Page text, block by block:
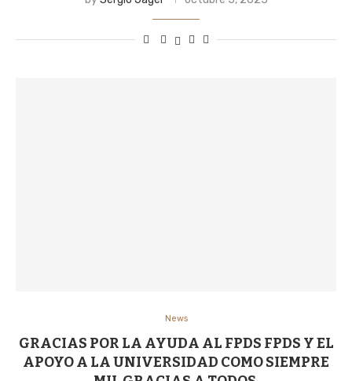
News
GRACIAS POR LA AYUDA AL FPDS FPDS Y EL
APOYO A LA UNIVERSIDAD COMO SIEMPRE